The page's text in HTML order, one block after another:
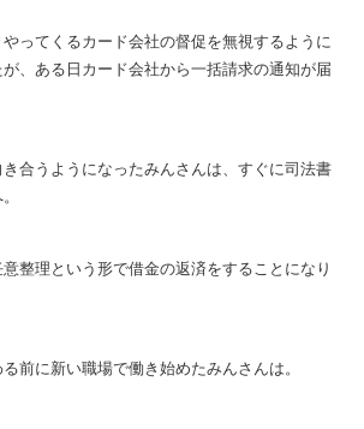
ってくるカード会社の督促を無視するように
、ある日カード会社から一括請求の通知が届
合うようになったみんさんは、すぐに司法書
整理という形で借金の返済をすることになり
前に新い職場で働き始めたみんさんは。